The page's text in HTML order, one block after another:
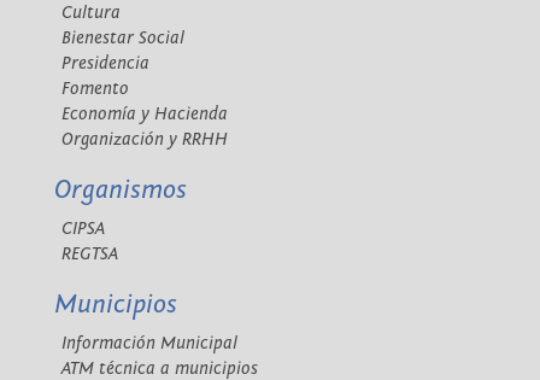
Cultura
Bienestar Social
Presidencia
Fomento
Economía y Hacienda
Organización y RRHH
Organismos
CIPSA
REGTSA
Municipios
Información Municipal
ATM técnica a municipios